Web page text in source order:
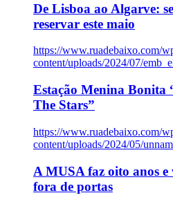
De Lisboa ao Algarve:
reservar este maio
https://www.ruadebaixo.com/
content/uploads/2024/07/
Estação Menina Bonita
The Stars”
https://www.ruadebaixo.com/
content/uploads/2024/05/
A MUSA faz oito anos
fora de portas